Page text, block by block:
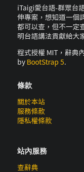
iTaigi愛台語-群眾台
伸專案，想知道一個
都可以查，但不一定
明台語講法貢獻給大
程式授權 MIT，辭典
by BootStrap 5.
條款
關於本站
服務條款
隱私權條款
站內服務
查辭典